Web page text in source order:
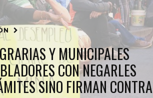
Y MUNICIPALES
CON NEGARLES
SINO FIRMAN CONTRA